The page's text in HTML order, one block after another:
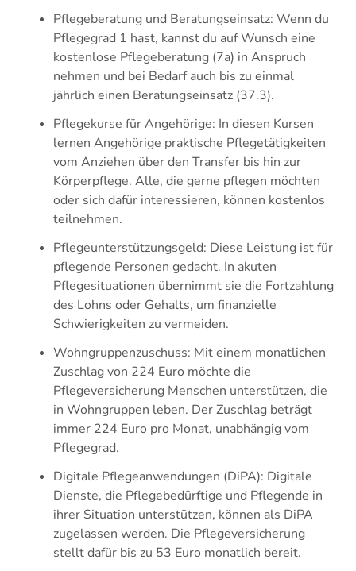
Pflegeberatung und Beratungseinsatz: Wenn du
Pflegegrad 1 hast, kannst du auf Wunsch eine
kostenlose Pflegeberatung (7a) in Anspruch
nehmen und bei Bedarf auch bis zu einmal
jährlich einen Beratungseinsatz (37.3).
Pflegekurse für Angehörige: In diesen Kursen
lernen Angehörige praktische Pflegetätigkeiten
vom Anziehen über den Transfer bis hin zur
Körperpflege. Alle, die gerne pflegen möchten
oder sich dafür interessieren, können kostenlos
teilnehmen.
Pflegeunterstützungsgeld: Diese Leistung ist für
pflegende Personen gedacht. In akuten
Pflegesituationen übernimmt sie die Fortzahlung
des Lohns oder Gehalts, um finanzielle
Schwierigkeiten zu vermeiden.
Wohngruppenzuschuss: Mit einem monatlichen
Zuschlag von 224 Euro möchte die
Pflegeversicherung Menschen unterstützen, die
in Wohngruppen leben. Der Zuschlag beträgt
immer 224 Euro pro Monat, unabhängig vom
Pflegegrad.
Digitale Pflegeanwendungen (DiPA): Digitale
Dienste, die Pflegebedürftige und Pflegende in
ihrer Situation unterstützen, können als DiPA
zugelassen werden. Die Pflegeversicherung
stellt dafür bis zu 53 Euro monatlich bereit.